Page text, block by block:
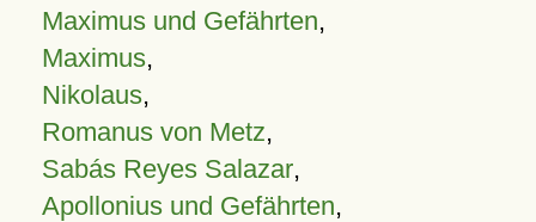
Maximus und Gefährten,
Maximus,
Nikolaus,
Romanus von Metz,
Sabás Reyes Salazar,
Apollonius und Gefährten,